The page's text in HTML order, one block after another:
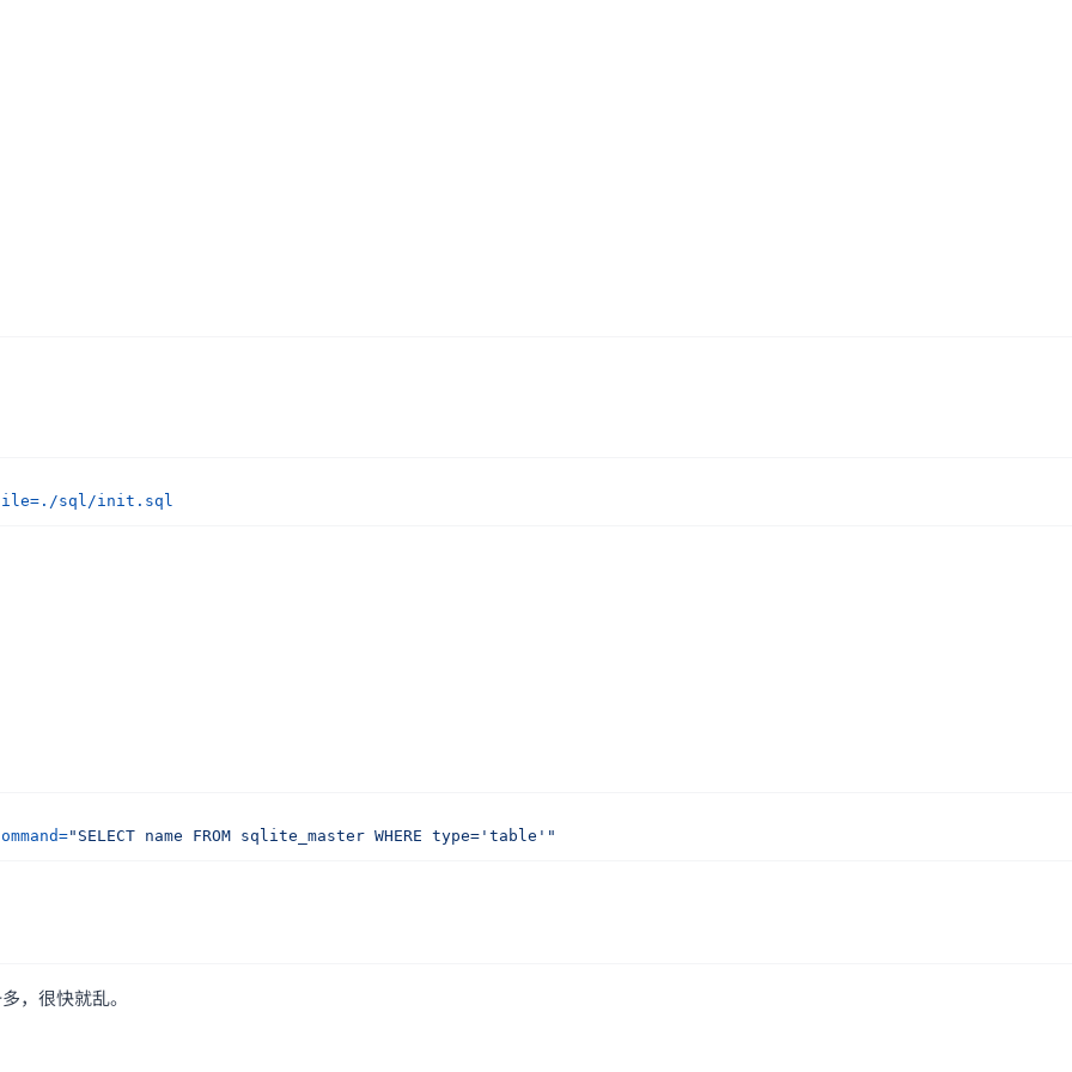
sql/init.sql
"SELECT name FROM sqlite_master WHERE type='table'"
，很快就乱。